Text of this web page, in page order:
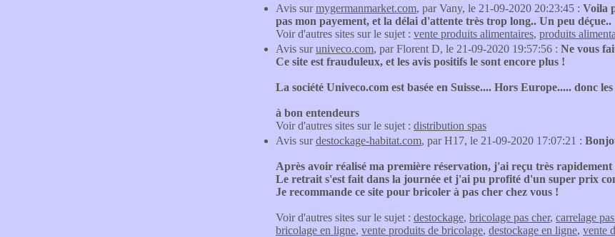
Avis surmygermanmarket.com, par Vany, le 21-09-2020 20:23:45 : Voila
pas mon payement, et la délai d'attente très trop long.. Un peu déçue..
Voir d'autres sites sur le sujet : vente produits alimentaires, produits
Avis suruniveco.com, par Florent D, le 21-09-2020 19:57:56 : Ne vous
Ce site est frauduleux, et les avis positifs le sont encore plus !
La société Univeco.com est basée en Suisse.... Hors Europe..... donc
à bon entendeurs
Voir d'autres sites sur le sujet : distribution spas
Avis surdestockage-habitat.com, par H17, le 21-09-2020 17:07:21 :
Après avoir réalisé ma première réservation, j'ai reçu très rapidement
Le retrait s'est fait dans la journée et j'ai pu profité d'un super prix
Je recommande ce site pour bricoler à pas cher chez vous !
Voir d'autres sites sur le sujet : destockage, bricolage pas cher, carrelage
bricolage en ligne, vente produits de bricolage, destockage en ligne, vente